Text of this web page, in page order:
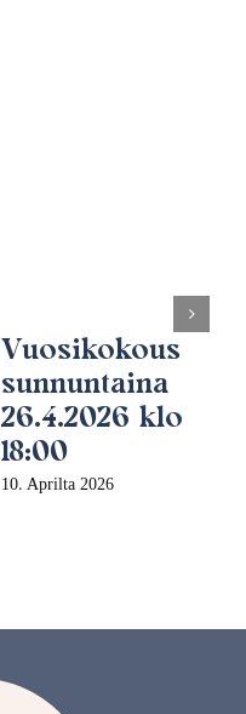
Vuosikokous
sunnuntaina
26.4.2026 klo
18:00
10. Aprilta 2026